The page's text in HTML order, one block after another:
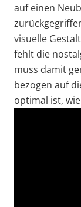
auf einen
visuelle
fehlt die
muss damit
bezogen auf
optimal ist,